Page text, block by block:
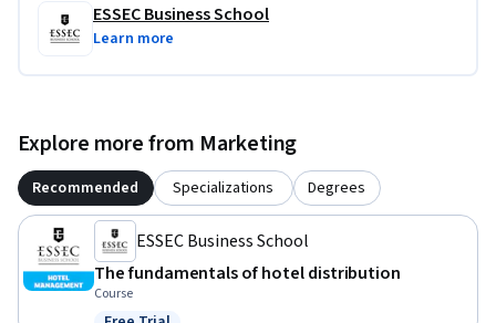
ESSEC Business School
Learn more
Explore more from Marketing
Recommended Specializations Degrees
ESSEC Business School
The fundamentals of hotel distribution
Course